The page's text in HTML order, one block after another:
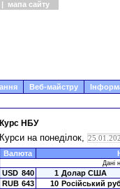
| мапа сайту
Веб-майстру
Курс НБУ
Курси на понеділок,
Валюта
Дані
USD 840 1 Долар США
RUB 643 10 Російський